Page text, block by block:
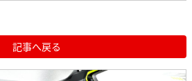
記事へ戻る